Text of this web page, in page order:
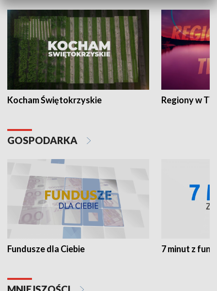
Kocham Świętokrzyskie Regiony w
GOSPODARKA
Fundusze dla Ciebie 7 minut z